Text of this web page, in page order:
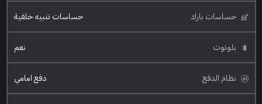
حساسات بارك حساسات تنبيه خلفية
بلوتوث نعم
نظام الدفع دفع امامي